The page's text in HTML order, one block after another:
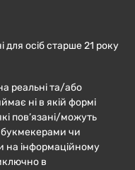
для осіб старше 21 року
реальні та/або
ні в якій формі
пов’язані/можуть
букмекерами чи
на інформаційному
в